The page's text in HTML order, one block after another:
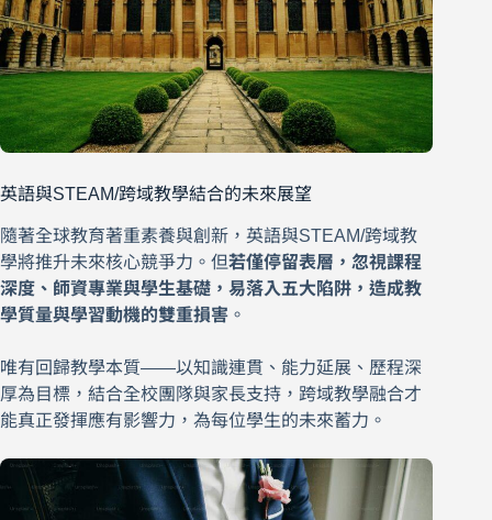
英語與STEAM/跨域教學結合的未來展望
隨著全球教育著重素養與創新，英語與STEAM/跨域教
學將推升未來核心競爭力。但若僅停留表層，忽視課程
深度、師資專業與學生基礎，易落入五大陷阱，造成教
學質量與學習動機的雙重損害 。
唯有回歸教學本質——以知識連貫、能力延展、歷程深
厚為目標，結合全校團隊與家長支持，跨域教學融合才
能真正發揮應有影響力，為每位學生的未來蓄力。